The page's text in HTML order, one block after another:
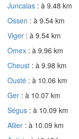
Juncalas : à 9.48 km
Ossen : à 9.54 km
Viger : à 9.54 km
Omex : à 9.96 km
Cheust : à 9.98 km
Ousté : à 10.06 km
Ger : à 10.07 km
Ségus : à 10.09 km
Allier : à 10.09 km